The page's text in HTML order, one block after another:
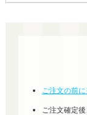
ご注文の前
ご注文確定